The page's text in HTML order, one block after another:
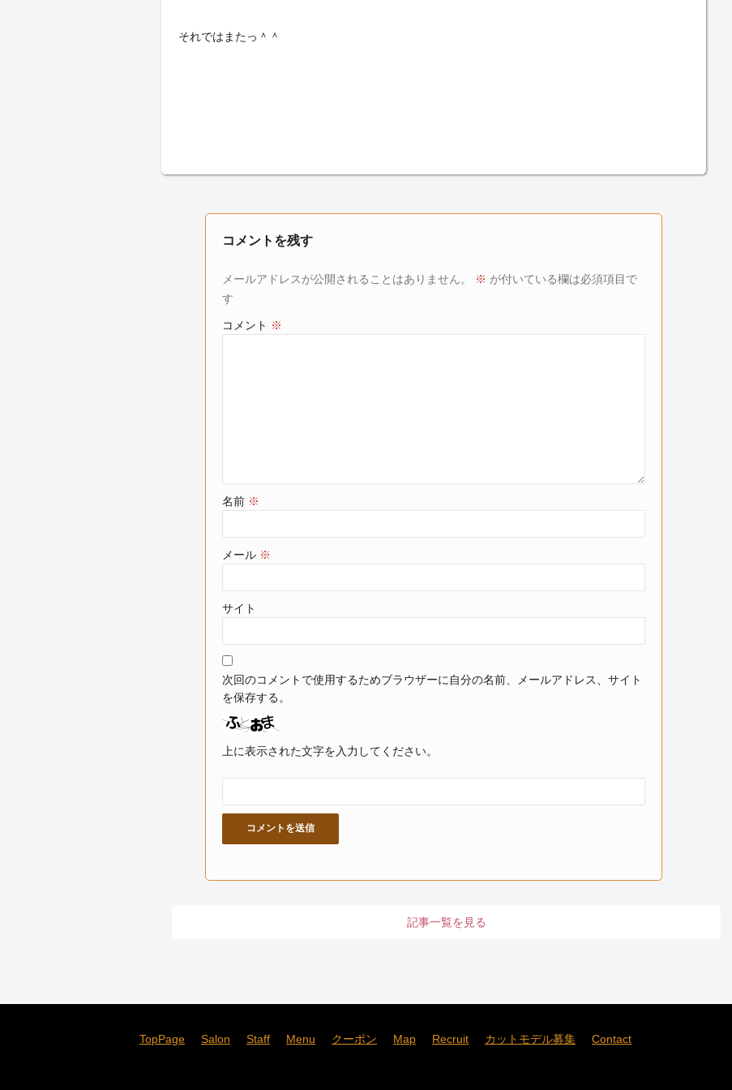
それではまたっ＾＾
コメントを残す
メールアドレスが公開されることはありません。 ※ が付いている欄は必須項目で
す
コメント ※
名前 ※
メール ※
サイト
次回のコメントで使用するためブラウザーに自分の名前、メールアドレス、サイト
を保存する。
上に表示された文字を入力してください。
記事一覧を見る
TopPage Salon Staff Menu クーポン Map Recruit カットモデル募集 Contact